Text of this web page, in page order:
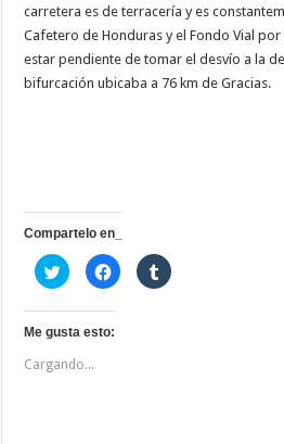
carretera es de terracería y es
Cafetero de Honduras y el Fondo Vial
estar pendiente de tomar el desvío a la
bifurcación ubicaba a 76 km de Gracias.
Compartelo en_
H
a
c
i
p
a
H
a
c
i
H
a
Me gusta esto:
Cargando...